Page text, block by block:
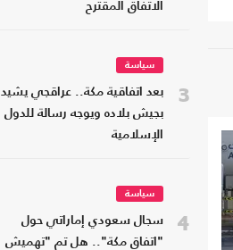
الاتفاق المقترح
3
سياسة
بعد اتفاقية مكة.. عراقجي يشيد
بجيش بلاده ويوجه رسالة للدول
الإسلامية
4
سياسة
سجال سعودي إماراتي حول
"اتفاق مكة".. هل تم "تهميش